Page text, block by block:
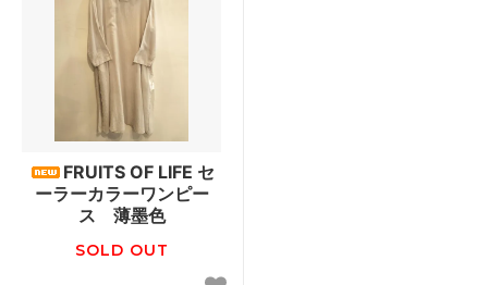
FRUITS OF LIFE セ
ーラーカラーワンピー
ス 薄墨色
SOLD OUT